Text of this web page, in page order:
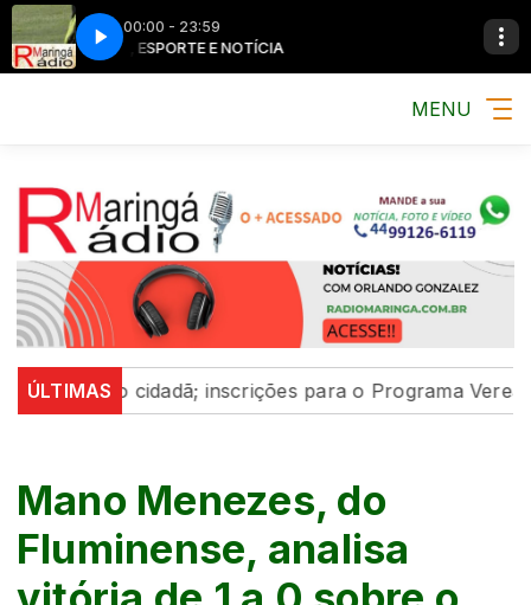
00:00 - 23:59
MÚSICA, ESPORTE E NOTÍCIA MÚSICA,
MENU
ÚLTIMAScidadã; inscrições para o Programa Vereador
Mano Menezes, do
Fluminense, analisa